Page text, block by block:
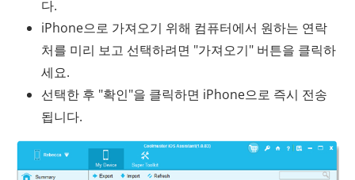
다.
iPhone으로 가져오기 위해 컴퓨터에서 원하는 연락
처를 미리 보고 선택하려면 "가져오기" 버튼을 클릭하
세요.
선택한 후 "확인"을 클릭하면 iPhone으로 즉시 전송
됩니다.